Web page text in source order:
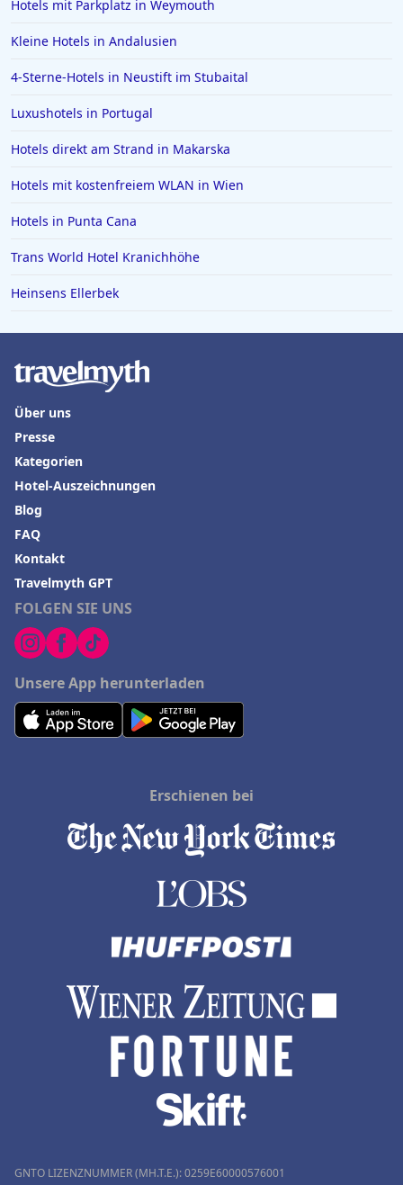
Hotels mit Parkplatz in Weymouth
Kleine Hotels in Andalusien
4-Sterne-Hotels in Neustift im Stubaital
Luxushotels in Portugal
Hotels direkt am Strand in Makarska
Hotels mit kostenfreiem WLAN in Wien
Hotels in Punta Cana
Trans World Hotel Kranichhöhe
Heinsens Ellerbek
FOLGEN SIE UNS
Unsere App herunterladen
Über uns
Presse
Kategorien
Hotel-Auszeichnungen
Blog
FAQ
Kontakt
Travelmyth GPT
Erschienen bei
GNTO LIZENZNUMMER (MH.T.E.): 0259Ε60000576001